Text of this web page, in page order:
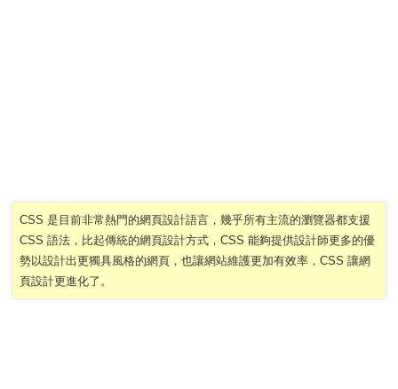
CSS 是目前非常熱門的網頁設計語言，幾乎所有主流的瀏覽器都支援
CSS 語法，比起傳統的網頁設計方式，CSS 能夠提供設計師更多的優
勢以設計出更獨具風格的網頁，也讓網站維護更加有效率，CSS 讓網
頁設計更進化了。